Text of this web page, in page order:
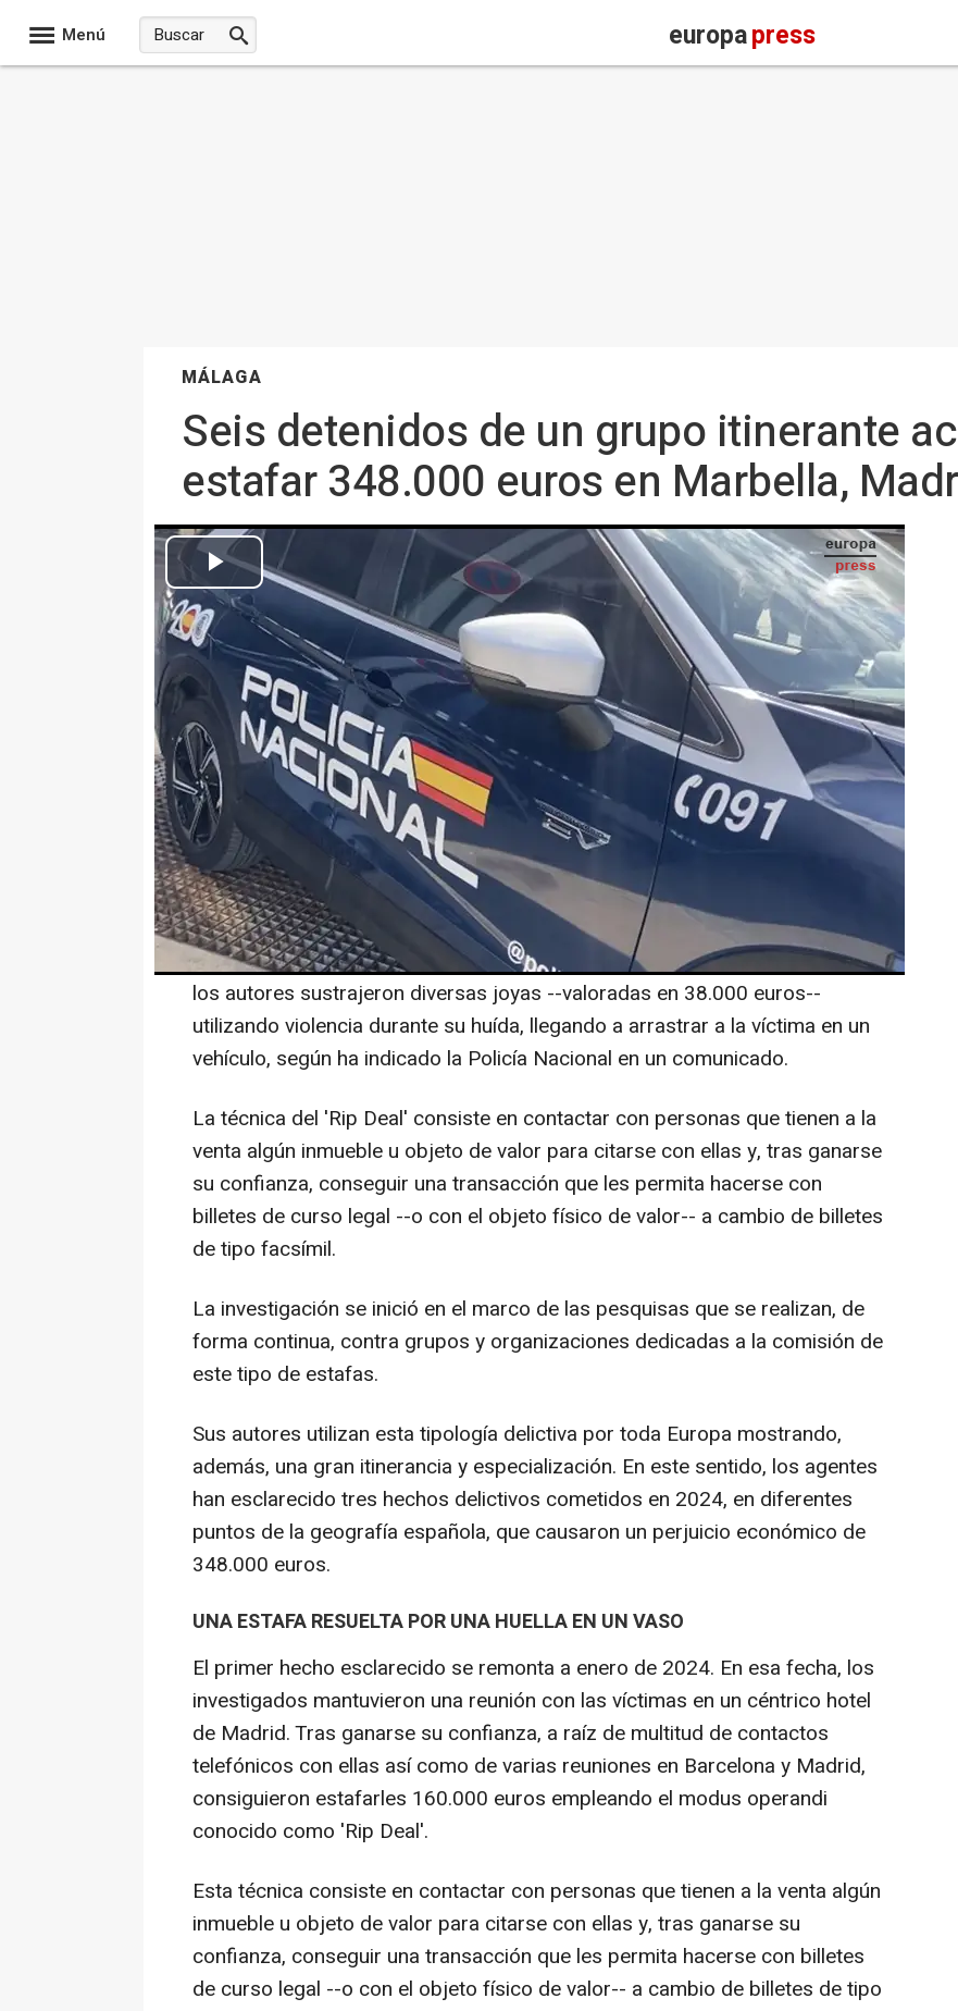
Menú europapress
MÁLAGA
Seis detenidos de un grupo itinerante
estafar 348.000 euros en Marbella,
Archivo - Imagen de recurso de un vehículo de la Policía Nacional. - POLICÍA NACIONAL - Archivo
Europa Press Andalucía
Actualizado: martes, 11 marzo 2025 11:26 Abrir opciones para compartir
Seguir en
MÁLAGA 11 Mar. (EUROPA PRESS) -
Agentes de la Policía Nacional han desarticulado un grupo criminal
itinerante especializado en la comisión de estafas 'Rip Deal'. Los agentes
han detenido a seis personas que han demostrado un alto grado de
especialización y han esclarecido tres hechos delictivos cometidos en
Marbella (Málaga), Madrid y Alicante.
Algunos de los investigados no dudaban en utilizar la violencia para hacerse
con el botín; esto quedó reflejado en el ilícito cometido en Alicante, donde
los autores sustrajeron diversas joyas --valoradas en 38.000 euros--
utilizando violencia durante su huída, llegando a arrastrar a la víctima en un
vehículo, según ha indicado la Policía Nacional en un comunicado.
La técnica del 'Rip Deal' consiste en contactar con personas que tienen a la
venta algún inmueble u objeto de valor para citarse con ellas y, tras ganarse
su confianza, conseguir una transacción que les permita hacerse con
billetes de curso legal --o con el objeto físico de valor-- a cambio de billetes
de tipo facsímil.
La investigación se inició en el marco de las pesquisas que se realizan, de
forma continua, contra grupos y organizaciones dedicadas a la comisión de
este tipo de estafas.
Sus autores utilizan esta tipología delictiva por toda Europa mostrando,
además, una gran itinerancia y especialización. En este sentido, los agentes
han esclarecido tres hechos delictivos cometidos en 2024, en diferentes
puntos de la geografía española, que causaron un perjuicio económico de
348.000 euros.
UNA ESTAFA RESUELTA POR UNA HUELLA EN UN VASO
El primer hecho esclarecido se remonta a enero de 2024. En esa fecha, los
investigados mantuvieron una reunión con las víctimas en un céntrico hotel
de Madrid. Tras ganarse su confianza, a raíz de multitud de contactos
telefónicos con ellas así como de varias reuniones en Barcelona y Madrid,
consiguieron estafarles 160.000 euros empleando el modus operandi
conocido como 'Rip Deal'.
Esta técnica consiste en contactar con personas que tienen a la venta algún
inmueble u objeto de valor para citarse con ellas y, tras ganarse su
confianza, conseguir una transacción que les permita hacerse con billetes
de curso legal --o con el objeto físico de valor-- a cambio de billetes de tipo